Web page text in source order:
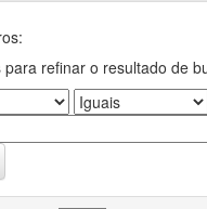
para refinar o resultado de